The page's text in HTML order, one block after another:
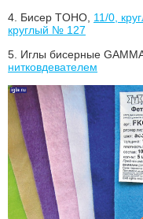
4. Бисер TOHO, 11/0,
круглый № 127
5. Иглы бисерные
нитковдевателем